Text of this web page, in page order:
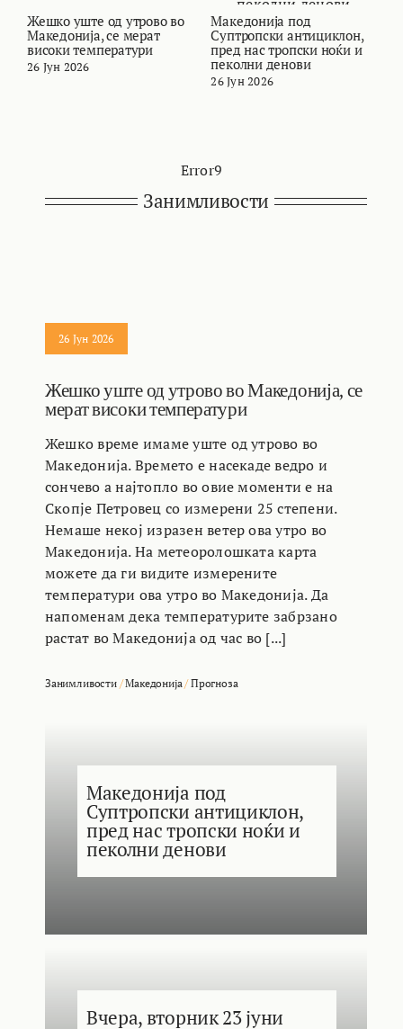
Жешко уште од утрово во
Македонија, се мерат
високи температури
26 Јун 2026
Македонија под
Суптропски антициклон,
пред нас тропски ноќи и
пеколни денови
26 Јун 2026
Error9
Занимливости
26 Јун 2026
Жешко уште од утрово во Македонија, се
мерат високи температури
Жешко време имаме уште од утрово во
Македонија. Времето е насекаде ведро и
сончево а најтопло во овие моменти е на
Скопје Петровец со измерени 25 степени.
Немаше некој изразен ветер ова утро во
Македонија. На метеоролошката карта
можете да ги видите измерените
температури ова утро во Македонија. Да
напоменам дека температурите забрзано
растат во Македонија од час во [...]
Занимливости/Македонија/Прогноза
Македонија под
Суптропски антициклон,
пред нас тропски ноќи и
пеколни денови
Вчера, вторник 23 јуни